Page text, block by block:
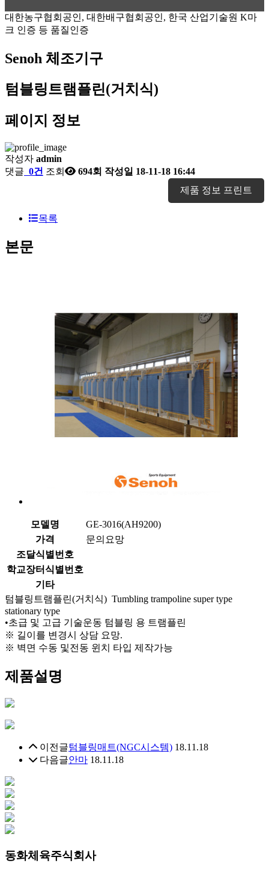
대한농구협회공인, 대한배구협회공인, 한국 산업기술원 K마
크 인증 등 품질인증
Senoh 체조기구
텀블링트램플린(거치식)
페이지 정보
작성자 admin
댓글 0건 조회 694회 작성일 18-11-18 16:44
제품 정보 프린트
목록
본문
모델명
GE-3016(AH9200)
가격
문의요망
조달식별번호
학교장터식별번호
기타
텀블링트램플린(거치식) Tumbling trampoline super type
stationary type
•초급 및 고급 기술운동 텀블링 용 트램플린
※ 길이를 변경시 상담 요망.
※ 벽면 수동 및전동 윈치 타입 제작가능
제품설명
이전글텀블링매트(NGC시스템) 18.11.18
다음글안마 18.11.18
동화체육주식회사